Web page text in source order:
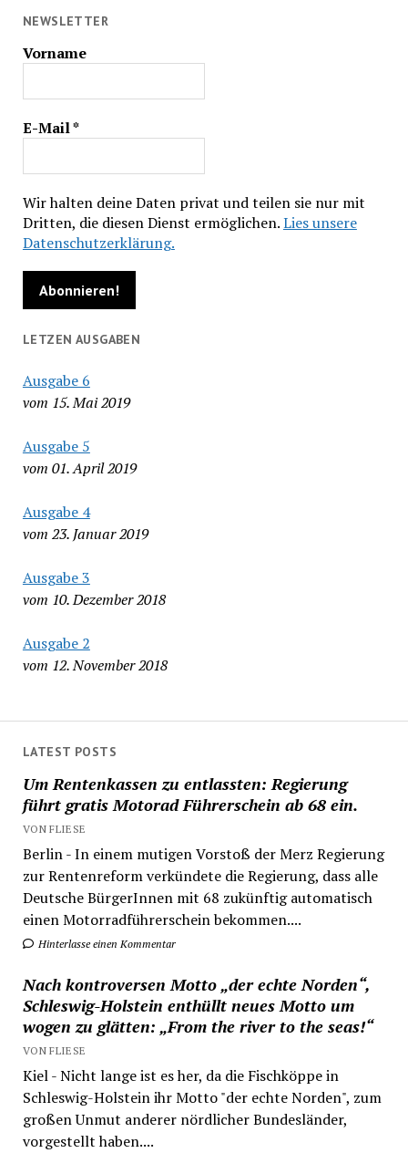
NEWSLETTER
Vorname
E-Mail*
Wir halten deine Daten privat und teilen sie nur mit
Dritten, die diesen Dienst ermöglichen.Lies unsere
Datenschutzerklärung.
LETZEN AUSGABEN
Ausgabe 6
vom 15. Mai 2019
Ausgabe 5
vom 01. April 2019
Ausgabe 4
vom 23. Januar 2019
Ausgabe 3
vom 10. Dezember 2018
Ausgabe 2
vom 12. November 2018
LATEST POSTS
Um Rentenkassen zu entlassten: Regierung
führt gratis Motorad Führerschein ab 68 ein.
VON FLIESE
Berlin - In einem mutigen Vorstoß der Merz Regierung
zur Rentenreform verkündete die Regierung, dass alle
Deutsche BürgerInnen mit 68 zukünftig automatisch
einen Motorradführerschein bekommen....
Hinterlasse einen Kommentar
Nach kontroversen Motto „der echte Norden“,
Schleswig-Holstein enthüllt neues Motto um
wogen zu glätten: „From the river to the seas!“
VON FLIESE
Kiel - Nicht lange ist es her, da die Fischköppe in
Schleswig-Holstein ihr Motto "der echte Norden", zum
großen Unmut anderer nördlicher Bundesländer,
vorgestellt haben....